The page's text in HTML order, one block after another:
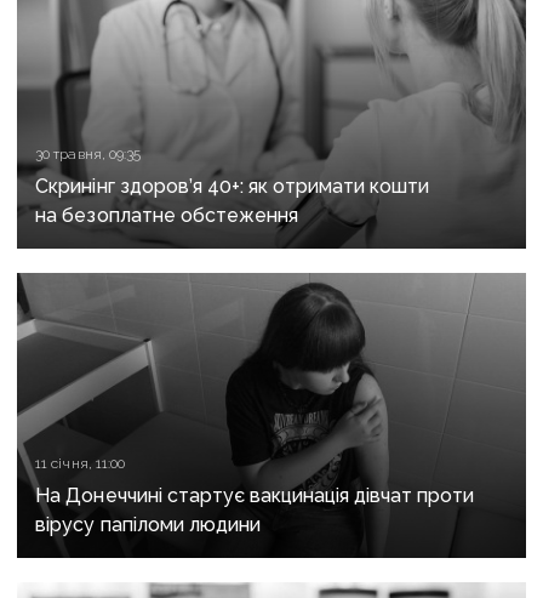
30 травня, 09:35
Скринінг здоров’я 40+: як отримати кошти
на безоплатне обстеження
11 січня, 11:00
На Донеччині стартує вакцинація дівчат проти
вірусу папіломи людини